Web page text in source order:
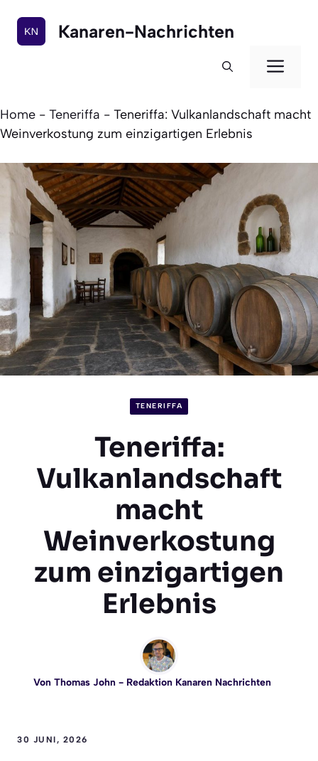
Inhalt
springen
Kanaren-Nachrichten
Home - Teneriffa - Teneriffa: Vulkanlandschaft macht
Weinverkostung zum einzigartigen Erlebnis
TENERIFFA
Teneriffa:
Vulkanlandschaft
macht
Weinverkostung
zum einzigartigen
Erlebnis
Von Thomas John- Redaktion Kanaren Nachrichten
30 JUNI, 2026